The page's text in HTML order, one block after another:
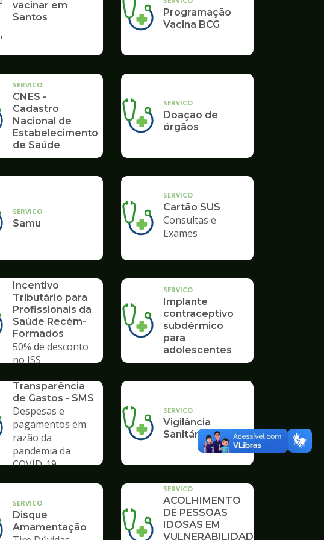
vacinar em
Santos
Programação
Vacina BCG
SERVICO
CNES -
Cadastro
Nacional de
Estabelecimento
de Saúde
SERVICO
Doação de
órgãos
SERVICO
Samu
SERVICO
Cartão SUS
Consultas e
Exames
Incentivo
Tributário para
Profissionais da
Saúde Recém-
Formados
50% de desconto
no ISS
SERVICO
Implante
contraceptivo
subdérmico
para
adolescentes
Transparência
de Gastos - SMS
Despesas e
pagamentos em
razão da
pandemia da
COVID-19
SERVICO
Vigilância
Sanitária
SERVICO
Disque
Amamentação
SERVICO
ACOLHIMENTO
DE PESSOAS
IDOSAS EM
VULNERABILIDADE